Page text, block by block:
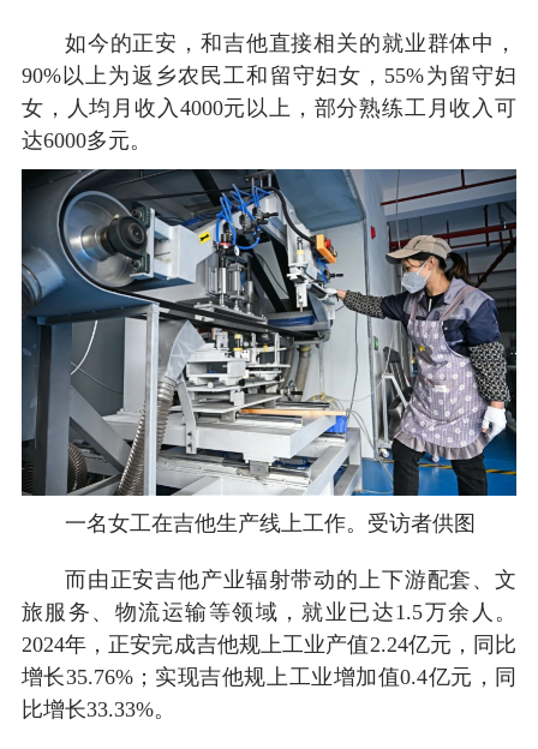
如今的正安，和吉他直接相关的就业群体中，
90%以上为返乡农民工和留守妇女，55%为留守妇
女，人均月收入4000元以上，部分熟练工月收入可
达6000多元。
一名女工在吉他生产线上工作。受访者供图
而由正安吉他产业辐射带动的上下游配套、文
旅服务、物流运输等领域，就业已达1.5万余人。
2024年，正安完成吉他规上工业产值2.24亿元，同比
增长35.76%；实现吉他规上工业增加值0.4亿元，同
比增长33.33%。